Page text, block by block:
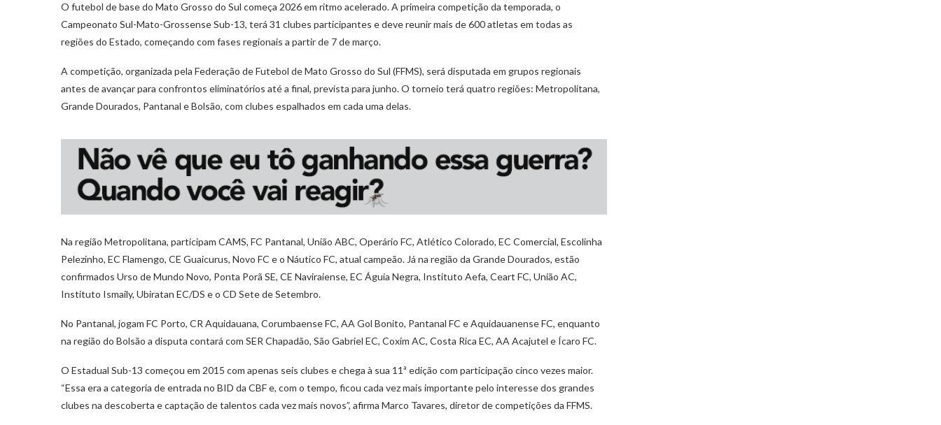
O futebol de base do Mato Grosso do Sul começa 2026 em ritmo acelerado. A primeira competição da temporada, o
Campeonato Sul-Mato-Grossense Sub-13, terá 31 clubes participantes e deve reunir mais de 600 atletas em todas as
regiões do Estado, começando com fases regionais a partir de 7 de março.
A competição, organizada pela Federação de Futebol de Mato Grosso do Sul (FFMS), será disputada em grupos regionais
antes de avançar para confrontos eliminatórios até a final, prevista para junho. O torneio terá quatro regiões: Metropolitana,
Grande Dourados, Pantanal e Bolsão, com clubes espalhados em cada uma delas.
Na região Metropolitana, participam CAMS, FC Pantanal, União ABC, Operário FC, Atlético Colorado, EC Comercial, Escolinha
Pelezinho, EC Flamengo, CE Guaicurus, Novo FC e o Náutico FC, atual campeão. Já na região da Grande Dourados, estão
confirmados Urso de Mundo Novo, Ponta Porã SE, CE Naviraiense, EC Águia Negra, Instituto Aefa, Ceart FC, União AC,
Instituto Ismaily, Ubiratan EC/DS e o CD Sete de Setembro.
No Pantanal, jogam FC Porto, CR Aquidauana, Corumbaense FC, AA Gol Bonito, Pantanal FC e Aquidauanense FC, enquanto
na região do Bolsão a disputa contará com SER Chapadão, São Gabriel EC, Coxim AC, Costa Rica EC, AA Acajutel e Ícaro FC.
O Estadual Sub-13 começou em 2015 com apenas seis clubes e chega à sua 11ª edição com participação cinco vezes maior.
“Essa era a categoria de entrada no BID da CBF e, com o tempo, ficou cada vez mais importante pelo interesse dos grandes
clubes na descoberta e captação de talentos cada vez mais novos”, afirma Marco Tavares, diretor de competições da FFMS.